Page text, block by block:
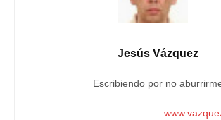
Jesús Vázquez
Escribiendo por no